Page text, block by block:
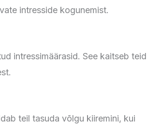
intresside kogunemist.
intressimäärasid. See kaitseb teid
teil tasuda võlgu kiiremini, kui